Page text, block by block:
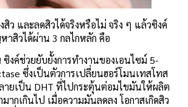
สิว และลดสิวได้จริงหรือไม่ จริง ๆ แล้วซิงค์
สิวได้ผ่าน 3 กลไกหลัก คือ
ซิงค์ช่วยยับยั้งการทำงานของเอนไซม์ 5-
ซึ่งเป็นตัวการเปลี่ยนฮอร์โมนเทสโทส
ายเป็น DHT ที่ไปกระตุ้นต่อมไขมันให้ผลิต
ากเกินไป เมื่อความมันลดลง โอกาสเกิดสิว